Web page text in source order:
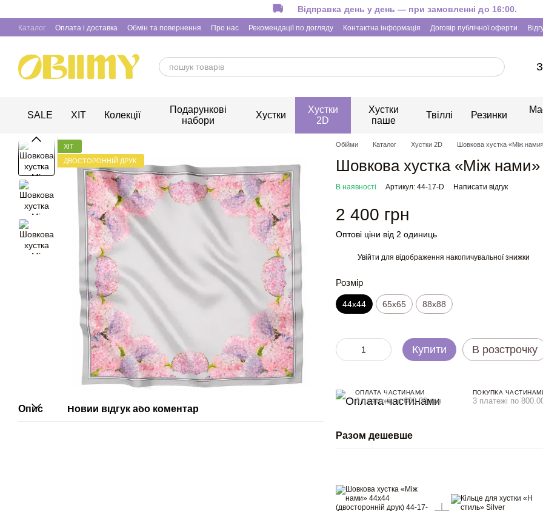
Відправка день у день — при замовленні до 16:00.
Каталог Оплата і доставка Обмін та повернення Про нас Рекомендації по догляду Контактна інформація Договір публічної оферти
SALE ХІТ Колекції
Подарункові
набори
Хустки
Хустки
2D
Хустки
паше
Твіллі Резинки
ХІТ
ДВОСТОРОННІЙ ДРУК
Опис Новий відгук або коментар
Обійми Каталог Хустки 2D Шовкова хустка «Між
Шовкова хустка «Між нами»
В наявності Артикул: 44-17-D Написати відгук
2 400 грн
Оптові ціни від 2 одиниць
Увійти для відображення накопичувальної знижки
Розмір
44х44 65x65 88x88
Купити В розстрочку
ОПЛАТА ЧАСТИНАМИ
4 платежі по 600.00 грн
ПОКУПКА
3 платежі по
Разом дешевше